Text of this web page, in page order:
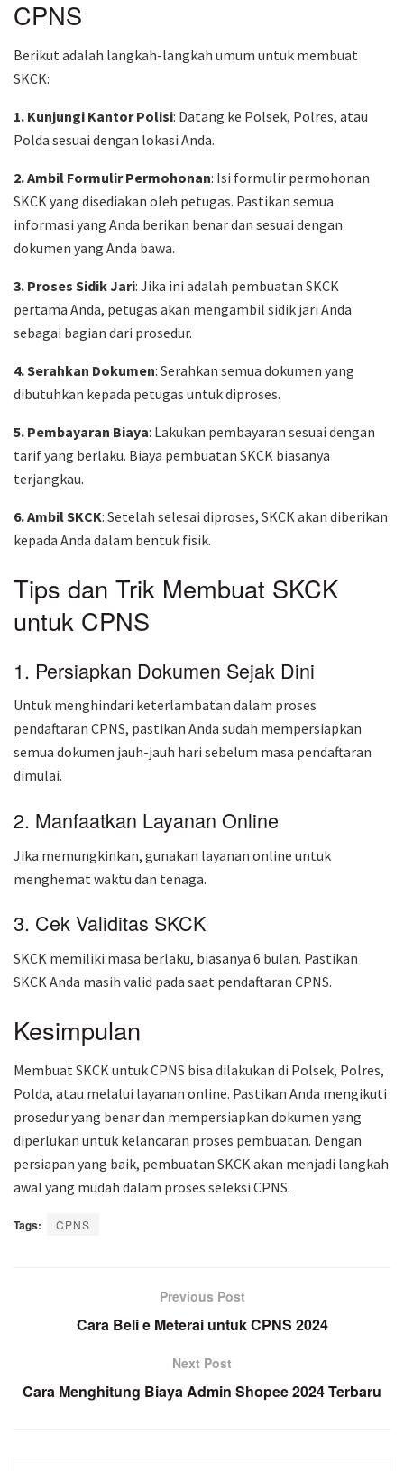
CPNS
Berikut adalah langkah-langkah umum untuk membuat
SKCK:
1. Kunjungi Kantor Polisi: Datang ke Polsek, Polres, atau
Polda sesuai dengan lokasi Anda.
2. Ambil Formulir Permohonan: Isi formulir permohonan
SKCK yang disediakan oleh petugas. Pastikan semua
informasi yang Anda berikan benar dan sesuai dengan
dokumen yang Anda bawa.
3. Proses Sidik Jari: Jika ini adalah pembuatan SKCK
pertama Anda, petugas akan mengambil sidik jari Anda
sebagai bagian dari prosedur.
4. Serahkan Dokumen: Serahkan semua dokumen yang
dibutuhkan kepada petugas untuk diproses.
5. Pembayaran Biaya: Lakukan pembayaran sesuai dengan
tarif yang berlaku. Biaya pembuatan SKCK biasanya
terjangkau.
6. Ambil SKCK: Setelah selesai diproses, SKCK akan diberikan
kepada Anda dalam bentuk fisik.
Tips dan Trik Membuat SKCK
untuk CPNS
1. Persiapkan Dokumen Sejak Dini
Untuk menghindari keterlambatan dalam proses
pendaftaran CPNS, pastikan Anda sudah mempersiapkan
semua dokumen jauh-jauh hari sebelum masa pendaftaran
dimulai.
2. Manfaatkan Layanan Online
Jika memungkinkan, gunakan layanan online untuk
menghemat waktu dan tenaga.
3. Cek Validitas SKCK
SKCK memiliki masa berlaku, biasanya 6 bulan. Pastikan
SKCK Anda masih valid pada saat pendaftaran CPNS.
Kesimpulan
Membuat SKCK untuk CPNS bisa dilakukan di Polsek, Polres,
Polda, atau melalui layanan online. Pastikan Anda mengikuti
prosedur yang benar dan mempersiapkan dokumen yang
diperlukan untuk kelancaran proses pembuatan. Dengan
persiapan yang baik, pembuatan SKCK akan menjadi langkah
awal yang mudah dalam proses seleksi CPNS.
Tags: CPNS
Previous Post
Cara Beli e Meterai untuk CPNS 2024
Next Post
Cara Menghitung Biaya Admin Shopee 2024 Terbaru